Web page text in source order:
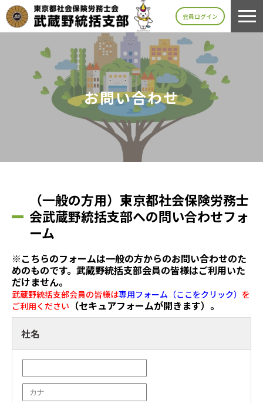
会員ログイン
お問い合わせ
（一般の方用）東京都社会保険労務士
会武蔵野統括支部への問い合わせフォ
ーム
※こちらのフォームは一般の方からのお問い合わせのた
めのものです。武蔵野統括支部会員の皆様はご利用いた
だけません。
武蔵野統括支部会員の皆様は専用フォーム（ここをクリック） を
ご利用ください （セキュアフォームが開きます）。
社名